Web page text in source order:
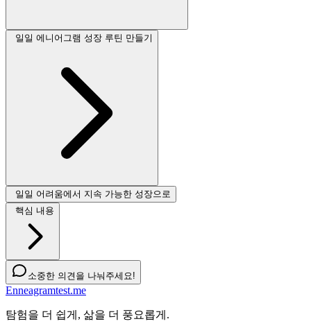
일일 에니어그램 성장 루틴 만들기
일일 어려움에서 지속 가능한 성장으로
핵심 내용
소중한 의견을 나눠주세요!
Enneagramtest.me
탐험을 더 쉽게, 삶을 더 풍요롭게.